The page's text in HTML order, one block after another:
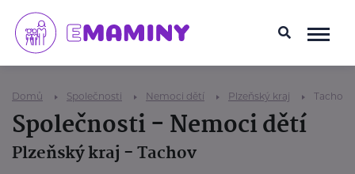
Domů Společnosti Nemoci dětí Plzeňský kraj Tachov
Společnosti - Nemoci dětí
Plzeňský kraj - Tachov